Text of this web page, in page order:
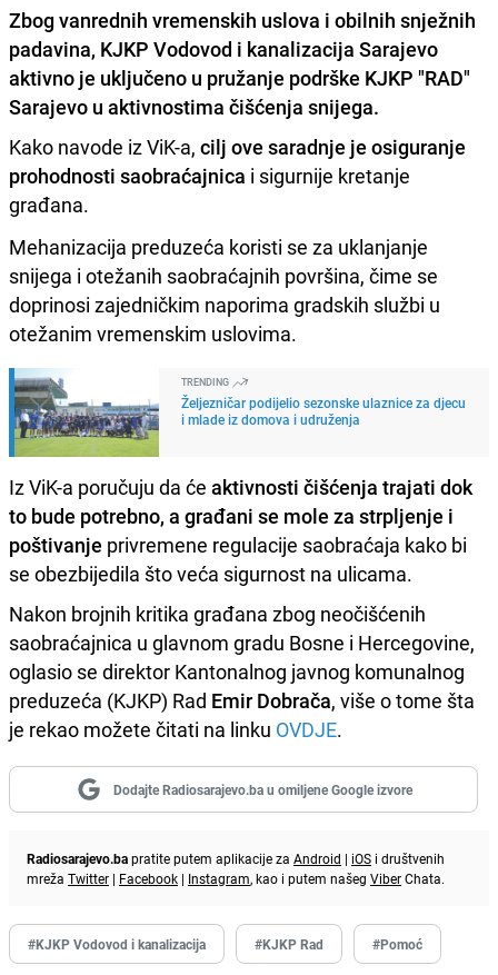
Zbog vanrednih vremenskih uslova i obilnih snježnih
padavina, KJKP Vodovod i kanalizacija Sarajevo
aktivno je uključeno u pružanje podrške KJKP "RAD"
Sarajevo u aktivnostima čišćenja snijega.
Kako navode iz ViK-a, cilj ove saradnje je osiguranje
prohodnosti saobraćajnica i sigurnije kretanje
građana.
Mehanizacija preduzeća koristi se za uklanjanje
snijega i otežanih saobraćajnih površina, čime se
doprinosi zajedničkim naporima gradskih službi u
otežanim vremenskim uslovima.
TRENDING
Željezničar podijelio sezonske ulaznice za djecu
i mlade iz domova i udruženja
Iz ViK-a poručuju da će aktivnosti čišćenja trajati dok
to bude potrebno, a građani se mole za strpljenje i
poštivanje privremene regulacije saobraćaja kako bi
se obezbijedila što veća sigurnost na ulicama.
Nakon brojnih kritika građana zbog neočišćenih
saobraćajnica u glavnom gradu Bosne i Hercegovine,
oglasio se direktor Kantonalnog javnog komunalnog
preduzeća (KJKP) Rad Emir Dobrača, više o tome šta
je rekao možete čitati na linku OVDJE.
Dodajte Radiosarajevo.ba u omiljene Google izvore
Radiosarajevo.bapratite putem aplikacije za Android | iOS i društvenih
mreža Twitter | Facebook | Instagram, kao i putem našeg ViberChata.
#KJKP Vodovod i kanalizacija #KJKP Rad #Pomoć